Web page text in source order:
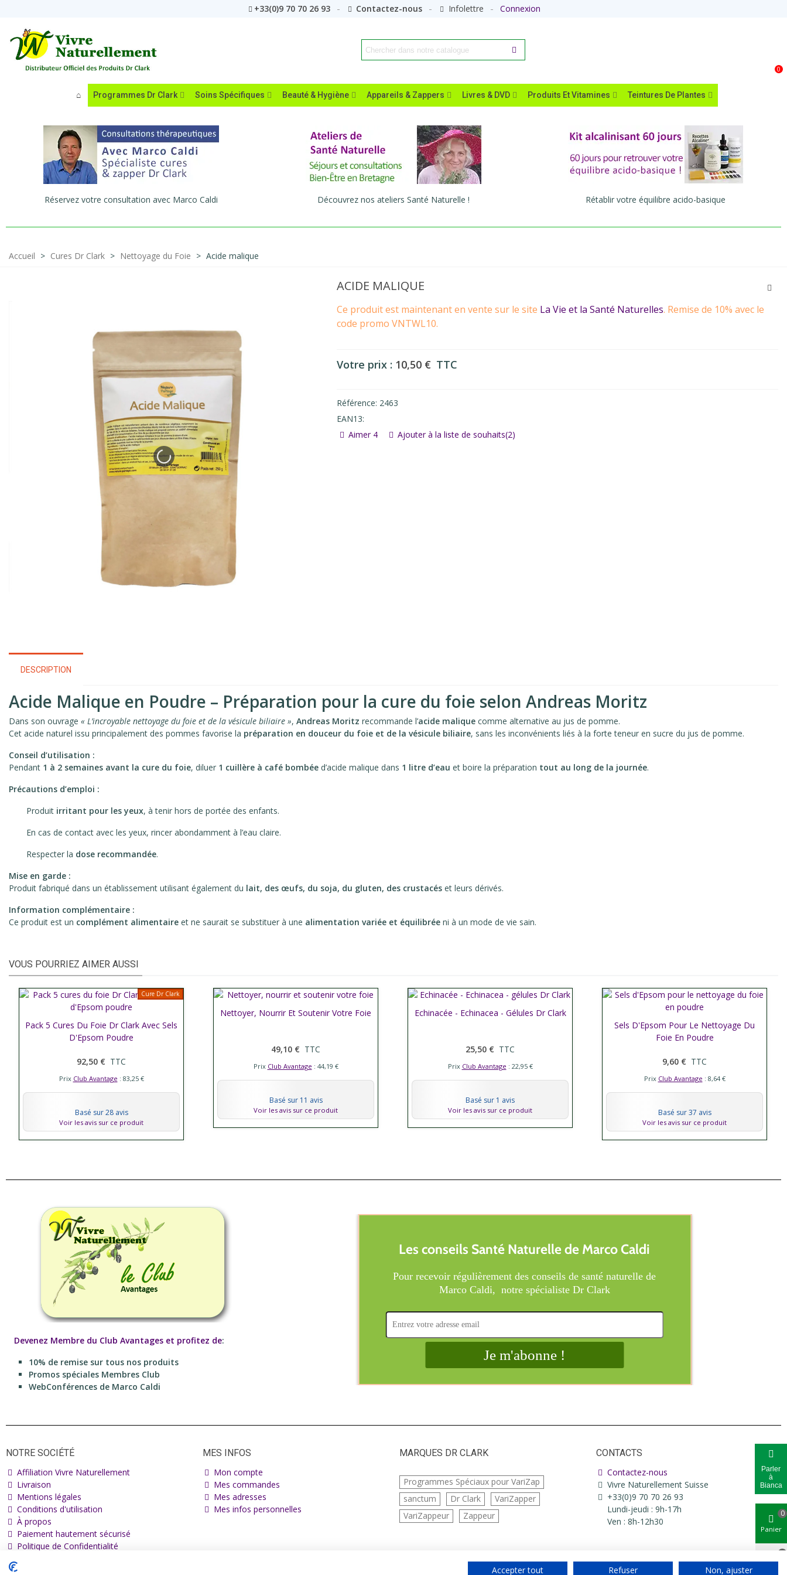
+33(0)9 70 70 26 93 Contactez-nous Infolettre Connexion
0
Programmes Dr Clark Soins Spécifiques Beauté & Hygiène Appareils & Zappers Livres & DVD Produits Et Vitamines Teintures De Plantes
Réservez votre consultation avec Marco Caldi Découvrez nos ateliers Santé Naturelle ! Rétablir votre équilibre acido-basique
Accueil > Cures Dr Clark > Nettoyage du Foie > Acide malique
ACIDE MALIQUE
Ce produit est maintenant en vente sur le site La Vie et la Santé Naturelles. Remise de 10% avec le
code promo VNTWL10.
Votre prix : 10,50 € TTC
Référence: 2463
EAN13:
Aimer 4 Ajouter à la liste de souhaits(2)
DESCRIPTION
Acide Malique en Poudre – Préparation pour la cure du foie selon Andreas Moritz
Dans son ouvrage « L’incroyable nettoyage du foie et de la vésicule biliaire », Andreas Moritz recommande l’acide malique comme alternative au jus de pomme.
Cet acide naturel issu principalement des pommes favorise la préparation en douceur du foie et de la vésicule biliaire, sans les inconvénients liés à la forte teneur en sucre du jus de pomme.
Conseil d’utilisation :
Pendant 1 à 2 semaines avant la cure du foie, diluer 1 cuillère à café bombée d’acide malique dans 1 litre d’eau et boire la préparation tout au long de la journée.
Précautions d’emploi :
Produit irritant pour les yeux, à tenir hors de portée des enfants.
En cas de contact avec les yeux, rincer abondamment à l’eau claire.
Respecter la dose recommandée.
Mise en garde :
Produit fabriqué dans un établissement utilisant également du lait, des œufs, du soja, du gluten, des crustacés et leurs dérivés.
Information complémentaire :
Ce produit est un complément alimentaire et ne saurait se substituer à une alimentation variée et équilibrée ni à un mode de vie sain.
VOUS POURRIEZ AIMER AUSSI
Cure Dr Clark
Afficher plus
Pack 5 Cures Du Foie Dr Clark Avec Sels
D'Epsom Poudre
92,50 € TTC
Prix Club Avantage : 83,25 €
Basé sur 28 avis
Voir les avis sur ce produit
Afficher plus
Nettoyer, Nourrir Et Soutenir Votre Foie
49,10 € TTC
Prix Club Avantage : 44,19 €
Basé sur 11 avis
Voir les avis sur ce produit
Afficher plus
Echinacée - Echinacea - Gélules Dr Clark
25,50 € TTC
Prix Club Avantage : 22,95 €
Basé sur 1 avis
Voir les avis sur ce produit
Afficher plus
Sels D'Epsom Pour Le Nettoyage Du
Foie En Poudre
9,60 € TTC
Prix Club Avantage : 8,64 €
Basé sur 37 avis
Voir les avis sur ce produit
Devenez Membre du Club Avantages et profitez de:
10% de remise sur tous nos produits
Promos spéciales Membres Club
WebConférences de Marco Caldi
NOTRE SOCIÉTÉ
Affiliation Vivre Naturellement
Livraison
Mentions légales
Conditions d'utilisation
À propos
Paiement hautement sécurisé
Politique de Confidentialité
MES INFOS
Mon compte
Mes commandes
Mes adresses
Mes infos personnelles
MARQUES DR CLARK
Programmes Spéciaux pour VariZap
sanctum
Dr Clark
VariZapper
VariZappeur
Zappeur
CONTACTS
Contactez-nous
Vivre Naturellement Suisse
+33(0)9 70 70 26 93
Lundi-jeudi : 9h-17h
Ven : 8h-12h30
Parler
à
Bianca
Panier
0
0
Accepter tout Refuser Non, ajuster